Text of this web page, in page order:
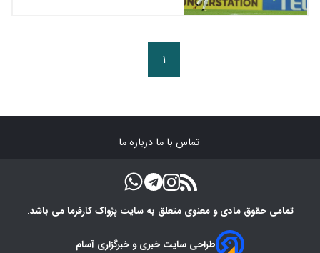
۱
تماس با ما درباره ما
تمامی حقوق مادی و معنوی متعلق به سایت پژواک کارفرما می باشد.
طراحی سایت خبری و خبرگزاری آسام